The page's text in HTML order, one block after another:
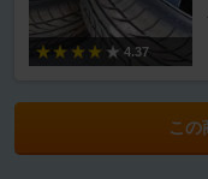
4.37
この